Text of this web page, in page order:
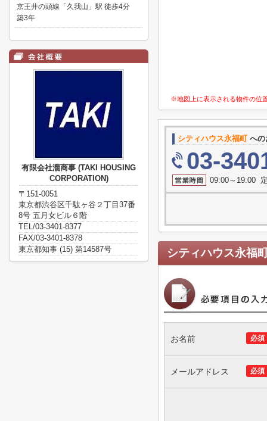
※地図上に表示される物件の位
シティハウス永福町への
03-
09:00～19:00
シティハウス永福
必須
お名前
必須
メールアドレス
京王井の頭線「久我山」駅 徒歩4分
築3年
有限会社瀧商事 (TAKI HOUSING
CORPORATION)
〒151-0051
東京都渋谷区千駄ヶ谷２丁目37番
8号 五月女ビル６階
TEL/03-3401-8377
FAX/03-3401-8378
東京都知事 (15) 第14587号